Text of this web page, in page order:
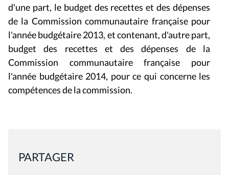
d'une part, le budget des recettes et des dépenses
de la Commission communautaire française pour
l'année budgétaire 2013, et contenant, d'autre part,
budget des recettes et des dépenses de la
Commission communautaire française pour
l'année budgétaire 2014, pour ce qui concerne les
compétences de la commission.
PARTAGER